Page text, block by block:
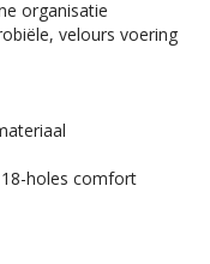
organisatie
velours voering
holes comfort